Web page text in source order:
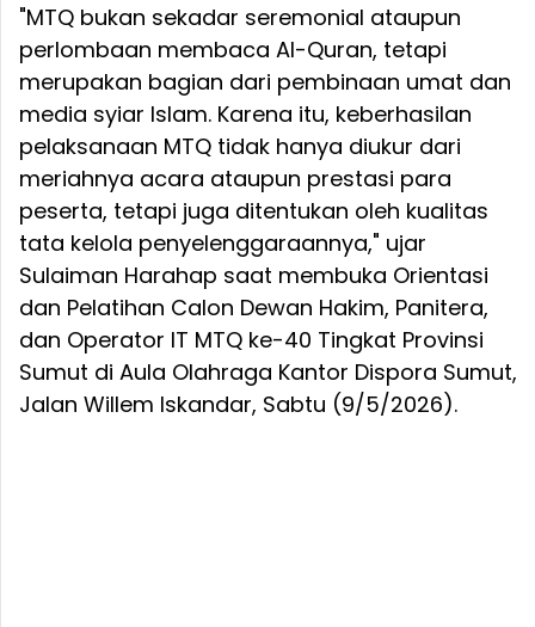
"MTQ bukan sekadar seremonial ataupun
perlombaan membaca Al-Quran, tetapi
merupakan bagian dari pembinaan umat dan
media syiar Islam. Karena itu, keberhasilan
pelaksanaan MTQ tidak hanya diukur dari
meriahnya acara ataupun prestasi para
peserta, tetapi juga ditentukan oleh kualitas
tata kelola penyelenggaraannya," ujar
Sulaiman Harahap saat membuka Orientasi
dan Pelatihan Calon Dewan Hakim, Panitera,
dan Operator IT MTQ ke-40 Tingkat Provinsi
Sumut di Aula Olahraga Kantor Dispora Sumut,
Jalan Willem Iskandar, Sabtu (9/5/2026).